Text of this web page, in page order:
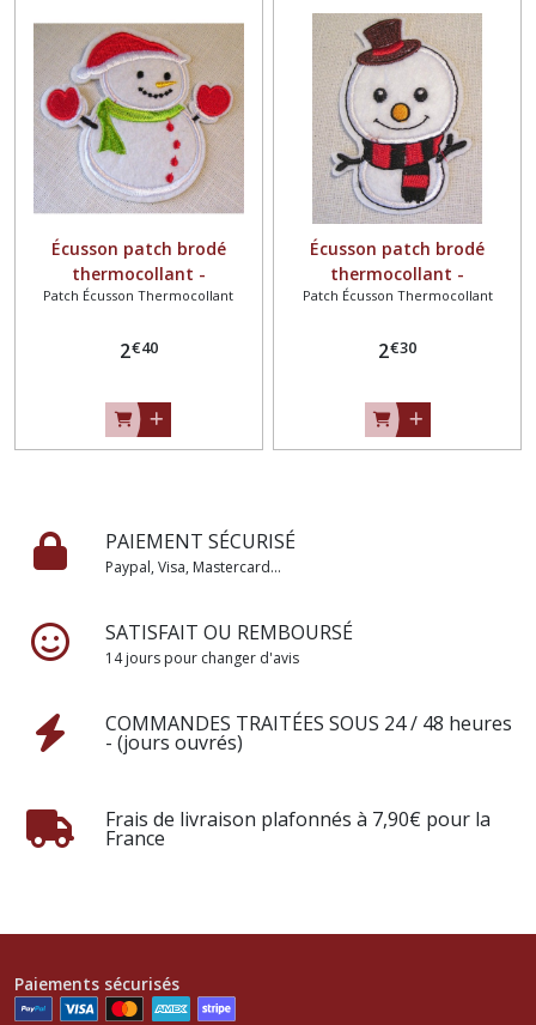
Écusson patch brodé
thermocollant -
BONHOMME de NEIGE
Écharpe Verte / NOËL ** 9 X
Patch Écusson Thermocollant
2€40
Écusson patch brodé
thermocollant -
BONHOMME de NEIGE
Rouge Noire / NOËL ** 5 X
repasser
Patch Écusson Thermocollant
2€30
PAIEMENT SÉCURISÉ
Paypal, Visa, Mastercard...
SATISFAIT OU REMBOURSÉ
14 jours pour changer d'avis
COMMANDES TRAITÉES SOUS 24 / 48 heures
- (jours ouvrés)
Frais de livraison plafonnés à 7,90€ pour la
France
Paiements sécurisés